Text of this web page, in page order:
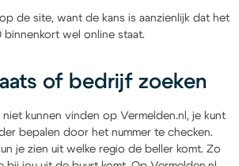
de site, want de kans is aanzienlijk dat het
binnenkort wel online staat.
of bedrijf zoeken
kunnen vinden op Vermelden.nl, je kunt
bepalen door het nummer te checken.
je zien uit welke regio de beller komt. Zo